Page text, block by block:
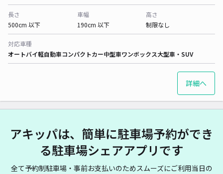
長さ
500cm 以下
車幅
190cm 以下
高さ
制限なし
対応車種
オートバイ軽自動車コンパクトカー中型車ワンボックス大型車・SUV
詳細へ
アキッパは、簡単に駐車場予約ができ
る駐車場シェアアプリです
全て予約制駐車場・事前お支払いのためスムーズにご利用当日の